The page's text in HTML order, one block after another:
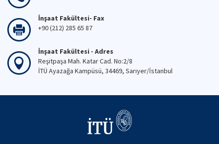
İnşaat Fakültesi- Fax
+90 (212) 285 65 87
İnşaat Fakültesi - Adres
Reşitpaşa Mah. Katar Cad. No:2/8
İTÜ Ayazağa Kampüsü, 34469, Sarıyer/İstanbul